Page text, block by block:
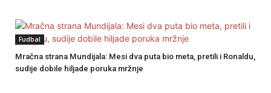
Fudbal
Mračna strana Mundijala: Mesi dva puta bio meta, pretili i Ronaldu,
sudije dobile hiljade poruka mržnje